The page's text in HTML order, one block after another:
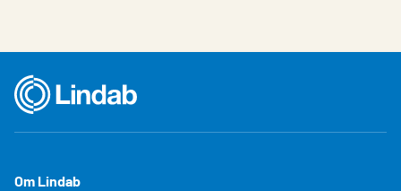
Om Lindab